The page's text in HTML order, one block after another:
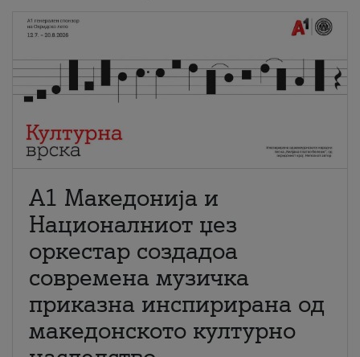
А1 Македонија и
Националниот џез
оркестар создадоа
современа музичка
приказна инспирирана од
македонското културно